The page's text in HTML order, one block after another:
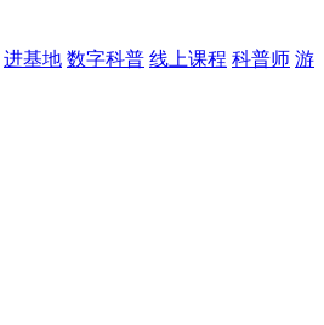
进基地 数字科普 线上课程 科普师 游